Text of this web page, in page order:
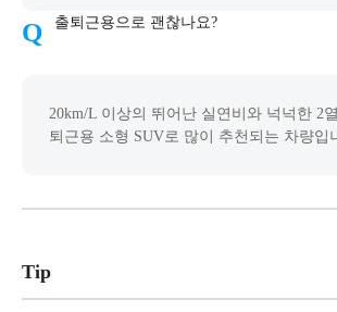
출퇴근용으로 괜찮나요?
20km/L 이상의 뛰어난 실연비와 넉넉한 2
퇴근용 소형 SUV로 많이 추천되는 차량입
Tip